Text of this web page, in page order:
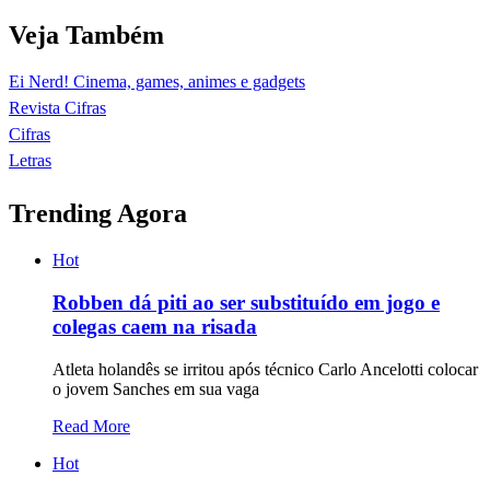
Veja Também
Ei Nerd! Cinema, games, animes e gadgets
Revista Cifras
Cifras
Letras
Trending Agora
Hot
Robben dá piti ao ser substituído em jogo e
colegas caem na risada
Atleta holandês se irritou após técnico Carlo Ancelotti colocar
o jovem Sanches em sua vaga
Read More
Hot